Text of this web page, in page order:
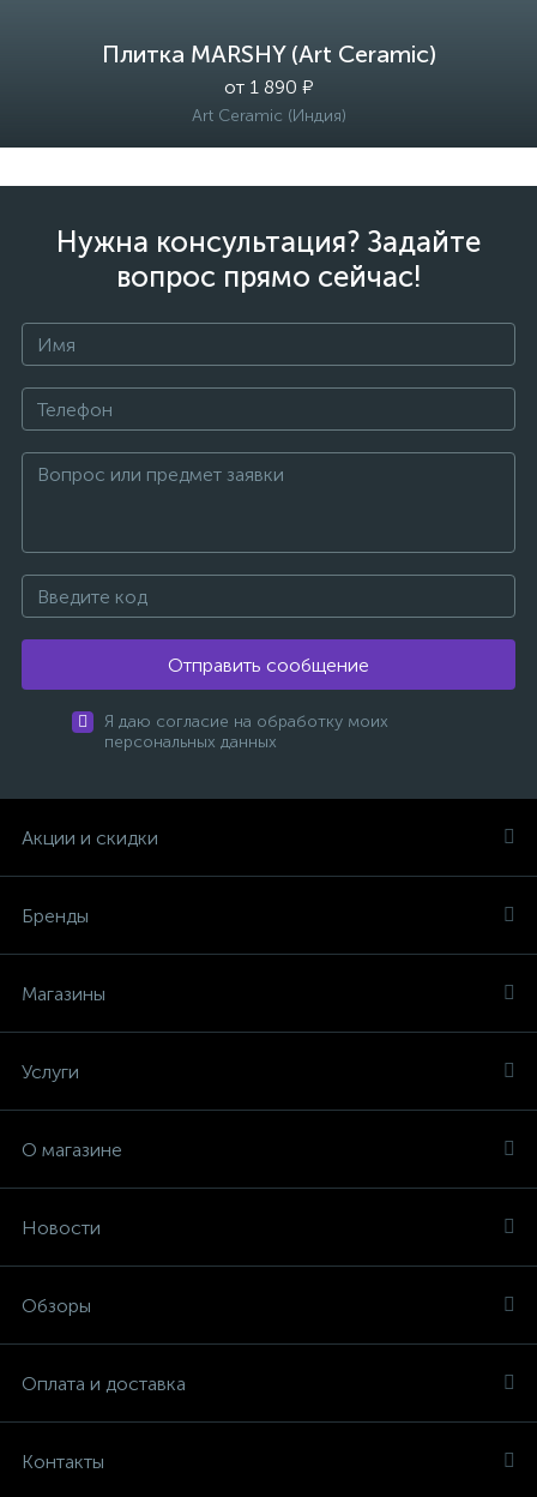
Плитка MARSHY (Art Ceramic)
от 1 890 ₽
Art Ceramic (Индия)
Нужна консультация? Задайте
вопрос прямо сейчас!
Отправить сообщение
Я даю согласие на обработку моих
персональных данных
Акции и скидки
Бренды
Магазины
Услуги
О магазине
Новости
Обзоры
Оплата и доставка
Контакты